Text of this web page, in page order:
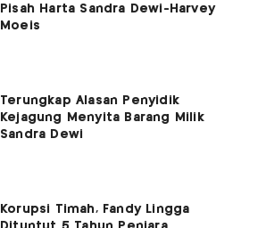
Pisah Harta Sandra Dewi-Harvey
Moeis
Terungkap Alasan Penyidik
Kejagung Menyita Barang Milik
Sandra Dewi
Korupsi Timah, Fandy Lingga